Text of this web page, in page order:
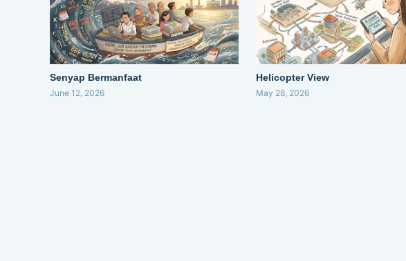
Senyap Bermanfaat
June 12, 2026
Helicopter View
May 28, 2026